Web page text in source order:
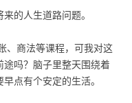
的人生道路问题。
、商法等课程，可我对这
吗？脑子里整天围绕着
点有个安定的生活。